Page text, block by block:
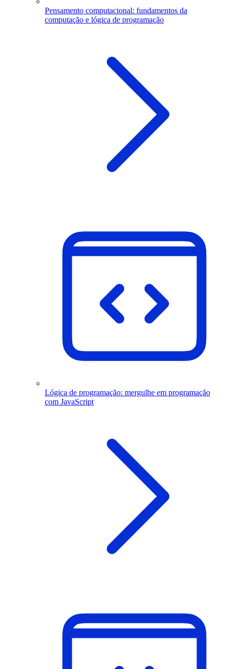
Pensamento computacional: fundamentos da
computação e lógica de programação
Lógica de programação: mergulhe em programação
com JavaScript